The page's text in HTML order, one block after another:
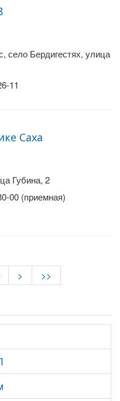
село Бердигестях, улица
11
Саха
Губина, 2
00 (приемная)
> >>